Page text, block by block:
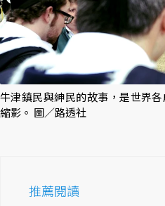
牛津鎮民與紳民的故事，是世界
縮影。 圖／路透社
推薦閱讀